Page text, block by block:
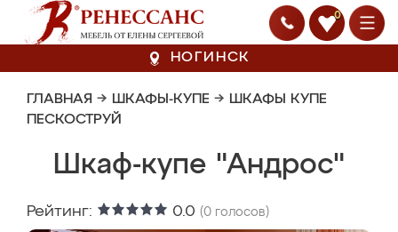
0
НОГИНСК
ГЛАВНАЯ → ШКАФЫ-КУПЕ → ШКАФЫ КУПЕ
ПЕСКОСТРУЙ
Шкаф-купе "Андрос"
Рейтинг: 0.0 (0 голосов)